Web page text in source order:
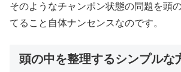
そのようなチャンポン状態の問題を頭
てること自体ナンセンスなのです。
頭の中を整理するシンプルな